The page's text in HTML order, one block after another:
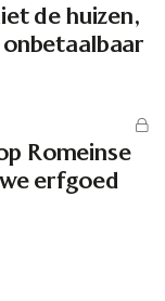
de huizen,
Romeinse
erfgoed